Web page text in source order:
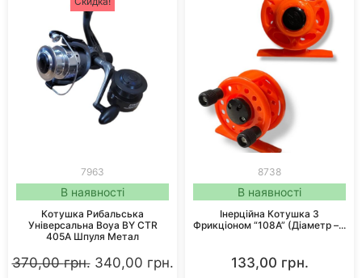
7963
В наявності
Котушка Рибальська
Універсальна Boya BY CTR
405A Шпуля Метал
370,00грн. 340,00 грн.
8738
В наявності
Інерційна Котушка З
Фрикціоном “108А” (діаметр –...
133,00 грн.